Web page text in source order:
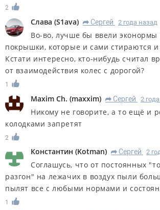
2
Слава (S1ava) R Сергей 2 года назад
Во-во, лучше бы ввели
покрышки, которые и сами стираются и
Кстати интересно, кто-нибудь считал
от взаимодействия колес с дорогой?
1
Maxim Ch. (maxxim) R Сергей 2
Никому не говорите, а то ещё и
колодками запретят
2
Константин (Kotman) R Сергей 2
Соглашусь, что от постоянных
разгон" на лежачих в воздух пыли
пылят все с любыми нормами и
1